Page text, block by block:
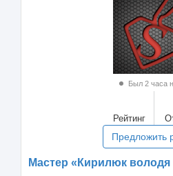
Был 2 часа
Рейтинг
Предложить
Мастер «Кирилюк володя